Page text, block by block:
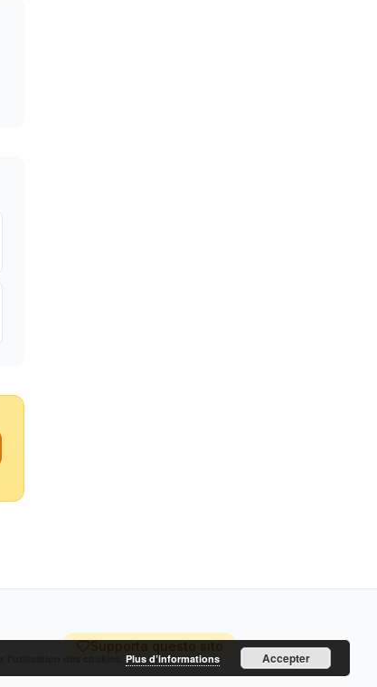
Supporta questo sito
Plus d’informations Accepter